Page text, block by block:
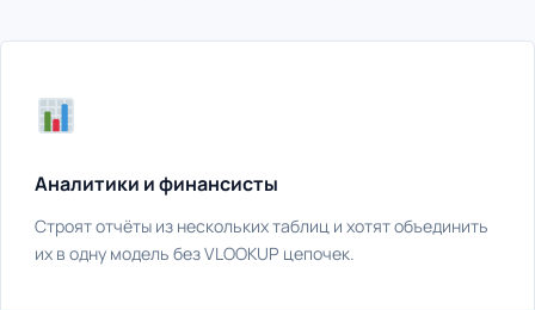
Аналитики и финансисты
Строят отчёты из нескольких таблиц и хотят объединить
их в одну модель без VLOOKUP цепочек.